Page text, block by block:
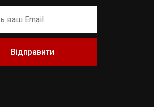
Відправити